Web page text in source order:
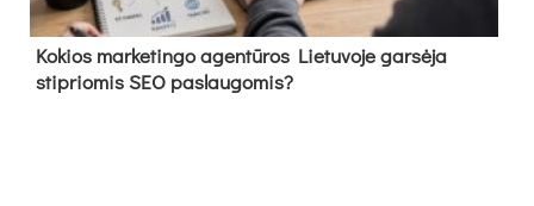
Kokios marketingo agentūros Lietuvoje garsėja
stipriomis SEO paslaugomis?